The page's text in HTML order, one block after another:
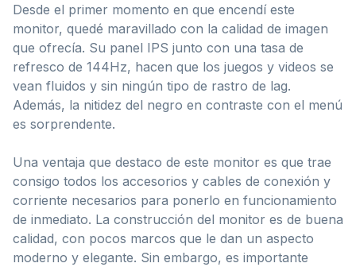
Desde el primer momento en que encendí este
monitor, quedé maravillado con la calidad de imagen
que ofrecía. Su panel IPS junto con una tasa de
refresco de 144Hz, hacen que los juegos y videos se
vean fluidos y sin ningún tipo de rastro de lag.
Además, la nitidez del negro en contraste con el menú
es sorprendente.
Una ventaja que destaco de este monitor es que trae
consigo todos los accesorios y cables de conexión y
corriente necesarios para ponerlo en funcionamiento
de inmediato. La construcción del monitor es de buena
calidad, con pocos marcos que le dan un aspecto
moderno y elegante. Sin embargo, es importante